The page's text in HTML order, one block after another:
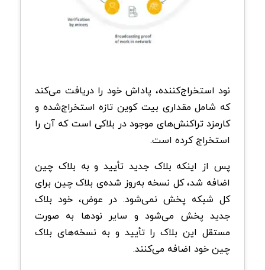
نود استخراج‌کننده، پاداش خود را دریافت می‌کند
که شامل مقداری بیت‌ کوین تازه استخراج‌شده و
کارمزد تراکنش‌های موجود در بلاکی است که آن را
استخراج کرده است.
پس از اینکه بلاک جدید تأیید و به بلاک‌ چین
اضافه شد، کل نسخه به‌روز شده‌ی بلاک‌ چین برای
کل شبکه پخش نمی‌شود. در عوض، خود بلاک
جدید پخش می‌شود و سایر نود‌ها به صورت
مستقل این بلاک را تأیید و به نسخه‌های بلاک‌
چین خود اضافه می‌کنند.